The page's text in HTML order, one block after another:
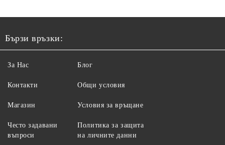
Бързи връзки:
За Нас
Контакти
Магазин
Често задавани
въпроси
Блог
Общи условия
Условия за връщане
Политика за защита
на личните данни